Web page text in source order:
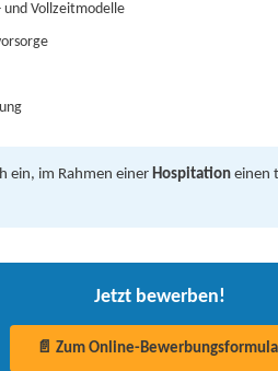
und Vollzeitmodelle
ein, im Rahmen einer Hospitation einen
Jetzt bewerben!
📄 Zum Online-